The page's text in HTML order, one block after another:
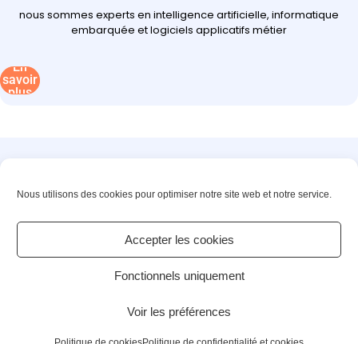
Nous utilisons des cookies pour optimiser notre site web et notre service.
Accepter les cookies
Fonctionnels uniquement
Voir les préférences
nous sommes experts en intelligence artificielle, informatique
embarquée et logiciels applicatifs métier
En
savoir
plus
Actualités
2 rue Mozart, 92110